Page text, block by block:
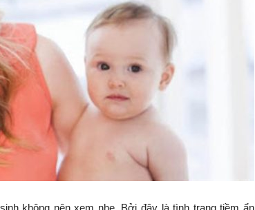
không nên xem nhẹ. Bởi đây là tình trạng tiềm ẩn